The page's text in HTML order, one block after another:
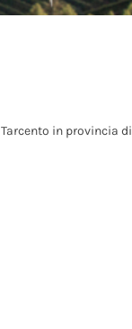
in provincia di